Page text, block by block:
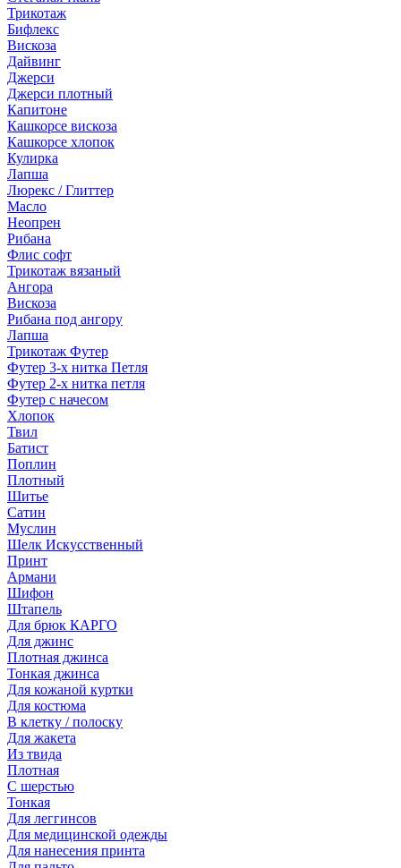
Трикотаж
Бифлекс
Вискоза
Дайвинг
Джерси
Джерси плотный
Капитоне
Кашкорсе вискоза
Кашкорсе хлопок
Кулирка
Лапша
Люрекс / Глиттер
Масло
Неопрен
Рибана
Флис софт
Трикотаж вязаный
Ангора
Вискоза
Рибана под ангору
Лапша
Трикотаж Футер
Футер 3-х нитка Петля
Футер 2-х нитка петля
Футер с начесом
Хлопок
Твил
Батист
Поплин
Плотный
Шитье
Сатин
Муслин
Шелк Искусственный
Принт
Армани
Шифон
Штапель
Для брюк КАРГО
Для джинс
Плотная джинса
Тонкая джинса
Для кожаной куртки
Для костюма
В клетку / полоску
Для жакета
Из твида
Плотная
С шерстью
Тонкая
Для леггинсов
Для медицинской одежды
Для нанесения принта